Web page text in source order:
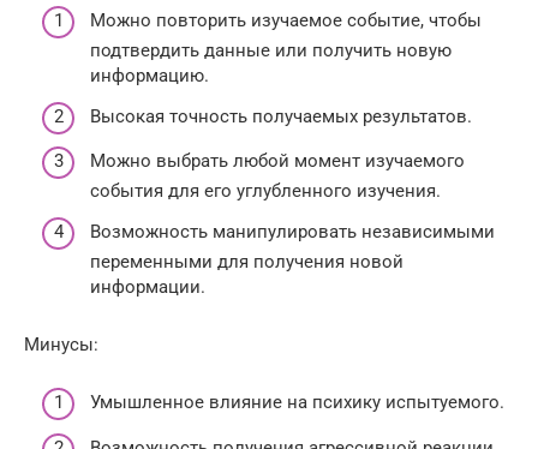
Можно повторить изучаемое событие, чтобы
подтвердить данные или получить новую
информацию.
Высокая точность получаемых результатов.
Можно выбрать любой момент изучаемого
события для его углубленного изучения.
Возможность манипулировать независимыми
переменными для получения новой
информации.
Минусы:
Умышленное влияние на психику испытуемого.